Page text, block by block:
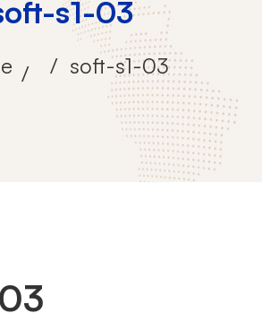
s1-03
soft-s1-03